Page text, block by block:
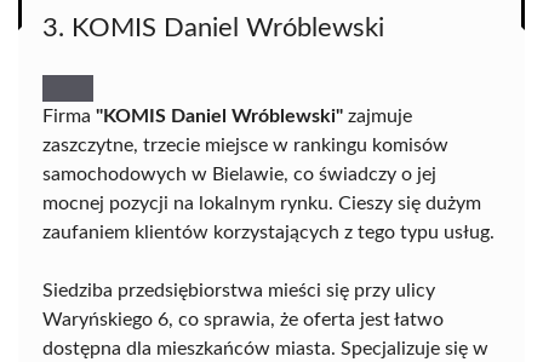
3. KOMIS Daniel Wróblewski
Firma "KOMIS Daniel Wróblewski" zajmuje
zaszczytne, trzecie miejsce w rankingu komisów
samochodowych w Bielawie, co świadczy o jej
mocnej pozycji na lokalnym rynku. Cieszy się dużym
zaufaniem klientów korzystających z tego typu usług.
Siedziba przedsiębiorstwa mieści się przy ulicy
Waryńskiego 6, co sprawia, że oferta jest łatwo
dostępna dla mieszkańców miasta. Specjalizuje się w